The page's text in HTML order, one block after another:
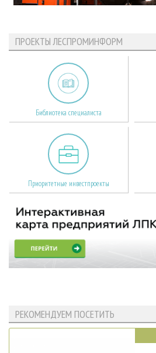
ПРОЕКТЫ ЛЕСПРОМИНФОРМ
Библиотека специалиста
Приоритетные инвестпроекты
РЕКОМЕНДУЕМ ПОСЕТИТЬ